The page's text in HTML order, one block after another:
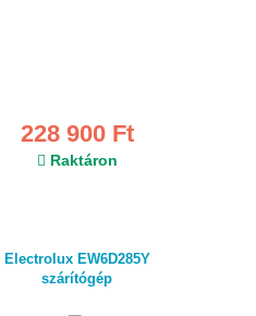
228 900 Ft
Raktáron
Electrolux EW6D285Y
szárítógép